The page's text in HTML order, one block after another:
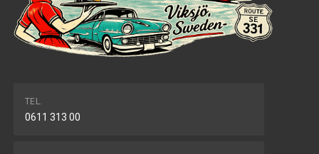
TEL.
0611 313 00